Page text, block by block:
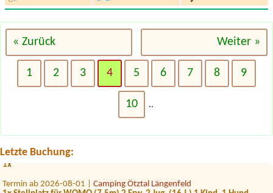
« Zurück Weiter »
1 2 3 4 5 6 7 8 9
10 ..
Letzte Buchung:
Camping Kranebitterhof
Termin ab 2026-07-31 |
1x
Termin ab 2026-08-01 | Camping Ötztal Längenfeld
1x Stellplatz für WOMO (7,5m) 2 Erw. 2 Jug. (16 J.) 1 Kind, 1 Hund,